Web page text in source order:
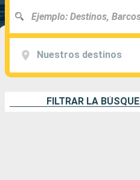
Nuestros destinos
FILTRAR LA